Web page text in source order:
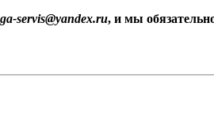
servis@yandex.ru, и мы